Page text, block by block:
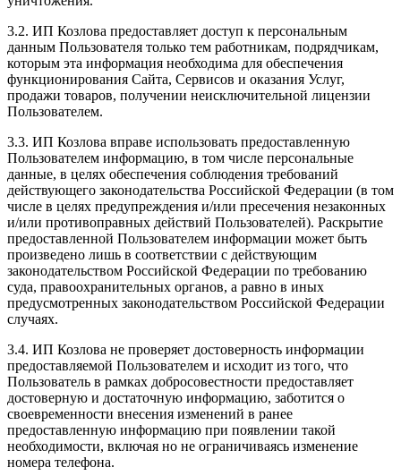
3.2. ИП Козлова предоставляет доступ к персональным
данным Пользователя только тем работникам, подрядчикам,
которым эта информация необходима для обеспечения
функционирования Сайта, Сервисов и оказания Услуг,
продажи товаров, получении неисключительной лицензии
Пользователем.
3.3. ИП Козлова вправе использовать предоставленную
Пользователем информацию, в том числе персональные
данные, в целях обеспечения соблюдения требований
действующего законодательства Российской Федерации (в том
числе в целях предупреждения и/или пресечения незаконных
и/или противоправных действий Пользователей). Раскрытие
предоставленной Пользователем информации может быть
произведено лишь в соответствии с действующим
законодательством Российской Федерации по требованию
суда, правоохранительных органов, а равно в иных
предусмотренных законодательством Российской Федерации
случаях.
3.4. ИП Козлова не проверяет достоверность информации
предоставляемой Пользователем и исходит из того, что
Пользователь в рамках добросовестности предоставляет
достоверную и достаточную информацию, заботится о
своевременности внесения изменений в ранее
предоставленную информацию при появлении такой
необходимости, включая но не ограничиваясь изменение
номера телефона.